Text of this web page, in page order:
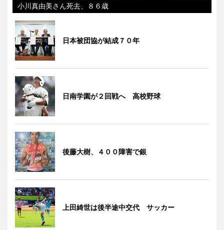
小川真由美さん死去、８６歳
日本被団協が結成７０年
日南学園が２回戦へ 高校野球
後藤大樹、４００障害で銀
上田綺世は後半途中交代 サッカー